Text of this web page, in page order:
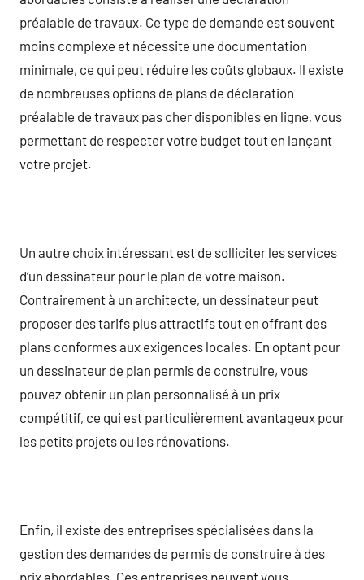
préalable de travaux. Ce type de demande est souvent
moins complexe et nécessite une documentation
minimale, ce qui peut réduire les coûts globaux. Il existe
de nombreuses options de plans de déclaration
préalable de travaux pas cher disponibles en ligne, vous
permettant de respecter votre budget tout en lançant
votre projet.
Un autre choix intéressant est de solliciter les services
d’un dessinateur pour le plan de votre maison.
Contrairement à un architecte, un dessinateur peut
proposer des tarifs plus attractifs tout en offrant des
plans conformes aux exigences locales. En optant pour
un dessinateur de plan permis de construire, vous
pouvez obtenir un plan personnalisé à un prix
compétitif, ce qui est particulièrement avantageux pour
les petits projets ou les rénovations.
Enfin, il existe des entreprises spécialisées dans la
gestion des demandes de permis de construire à des
prix abordables. Ces entreprises peuvent vous